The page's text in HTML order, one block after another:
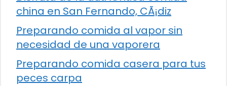
china en San Fernando, CÃ¡diz
Preparando comida al vapor sin
necesidad de una vaporera
Preparando comida casera para tus
peces carpa